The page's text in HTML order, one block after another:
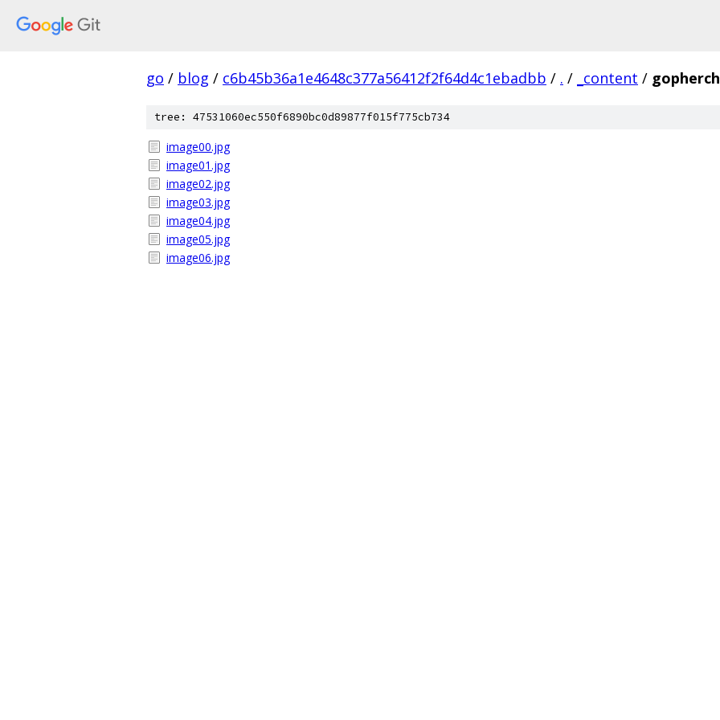
go / blog / c6b45b36a1e4648c377a56412f2f64d4c1ebadbb / . / _content /
tree: 47531060ec550f6890bc0d89877f015f775cb734
image00.jpg
image01.jpg
image02.jpg
image03.jpg
image04.jpg
image05.jpg
image06.jpg